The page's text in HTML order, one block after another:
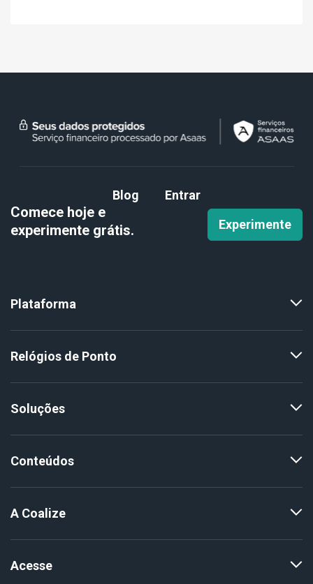
Blog Entrar
Comece hoje e
experimente grátis. Experimente
Plataforma
Relógios de Ponto
Soluções
Conteúdos
A Coalize
Acesse